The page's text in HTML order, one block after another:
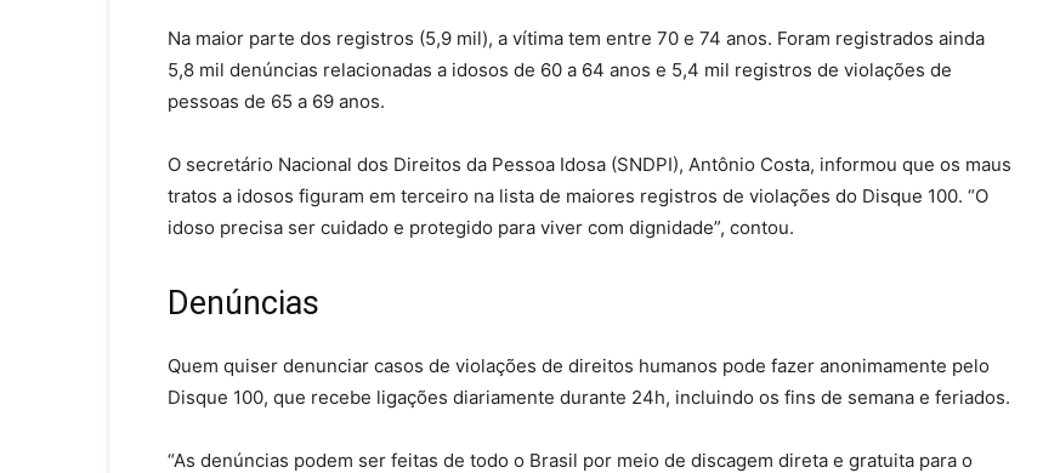
Na maior parte dos registros (5,9 mil), a vítima tem entre 70 e 74 anos. Foram registrados ainda
5,8 mil denúncias relacionadas a idosos de 60 a 64 anos e 5,4 mil registros de violações de
pessoas de 65 a 69 anos.
O secretário Nacional dos Direitos da Pessoa Idosa (SNDPI), Antônio Costa, informou que os maus
tratos a idosos figuram em terceiro na lista de maiores registros de violações do Disque 100. “O
idoso precisa ser cuidado e protegido para viver com dignidade”, contou.
Denúncias
Quem quiser denunciar casos de violações de direitos humanos pode fazer anonimamente pelo
Disque 100, que recebe ligações diariamente durante 24h, incluindo os fins de semana e feriados.
“As denúncias podem ser feitas de todo o Brasil por meio de discagem direta e gratuita para o